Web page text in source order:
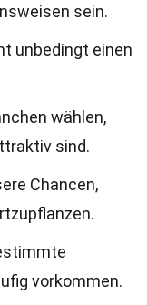
sein.
unbedingt einen
wählen,
sind.
Chancen,
vorkommen.